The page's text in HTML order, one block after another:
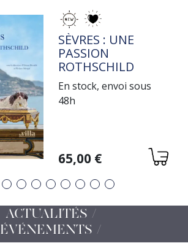
TITRE
SÈVRES : UNE
PASSION
ROTHSCHILD
En stock, envoi sous
48h
Variations
65,00 €
ACTUALITÉS /
ÉVÉNEMENTS